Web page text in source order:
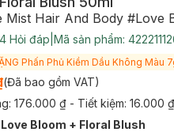
Mist Hair And Body #Love
4Hỏi đáp Mã sản phẩm:
Phấn Phủ Kiềm Dầu Không Màu
(Đã bao gồm VAT)
176.000 ₫ - Tiết kiệm: 16.000 ₫
Love Bloom + Floral Blush